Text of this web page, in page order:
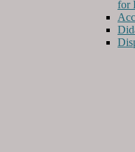
for